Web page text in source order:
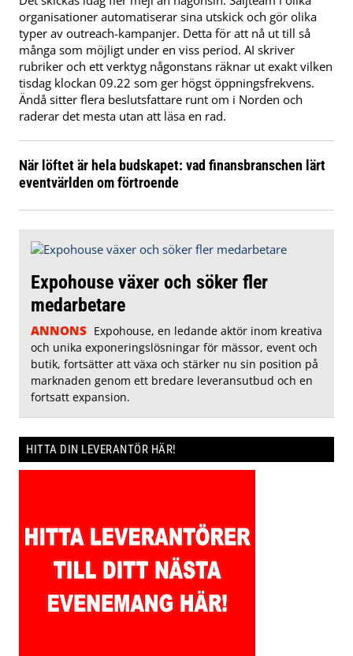
organisationer automatiserar sina utskick och gör olika
typer av outreach-kampanjer. Detta för att nå ut till så
många som möjligt under en viss period. AI skriver
rubriker och ett verktyg någonstans räknar ut exakt vilken
tisdag klockan 09.22 som ger högst öppningsfrekvens.
Ändå sitter flera beslutsfattare runt om i Norden och
raderar det mesta utan att läsa en rad.
När löftet är hela budskapet: vad finansbranschen lärt
eventvärlden om förtroende
Expohouse växer och söker fler
medarbetare
ANNONS Expohouse, en ledande aktör inom kreativa
och unika exponeringslösningar för mässor, event och
butik, fortsätter att växa och stärker nu sin position på
marknaden genom ett bredare leveransutbud och en
fortsatt expansion.
HITTA DIN LEVERANTÖR HÄR!